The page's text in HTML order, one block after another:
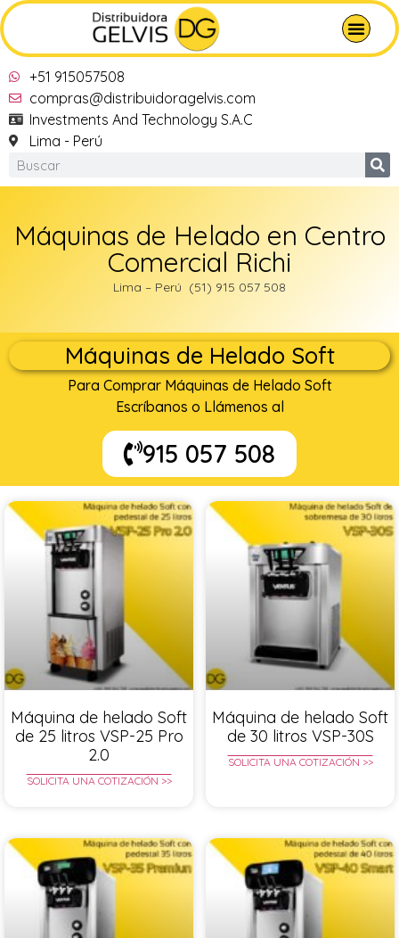
+51 915057508
compras@distribuidoragelvis.com
Investments And Technology S.A.C
Lima - Perú
Máquinas de Helado en Centro
Comercial Richi
Lima – Perú (51) 915 057 508
Máquinas de Helado Soft
Para Comprar Máquinas de Helado Soft
Escríbanos o Llámenos al
915 057 508
Máquina de helado Soft
de 25 litros VSP-25 Pro
2.0
SOLICITA UNA COTIZACIÓN >>
Máquina de helado Soft
de 30 litros VSP-30S
SOLICITA UNA COTIZACIÓN >>